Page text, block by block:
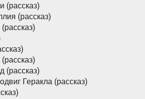
(рассказ)
(рассказ)
(рассказ)
Геракла (рассказ)